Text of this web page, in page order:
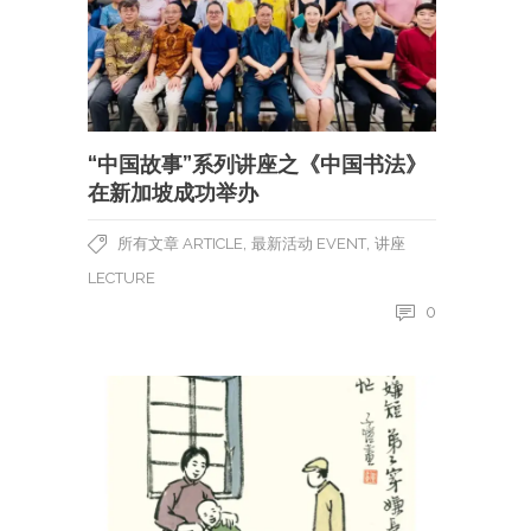
“中国故事”系列讲座之《中国书法》
在新加坡成功举办
所有文章 ARTICLE, 最新活动 EVENT, 讲座
LECTURE
0